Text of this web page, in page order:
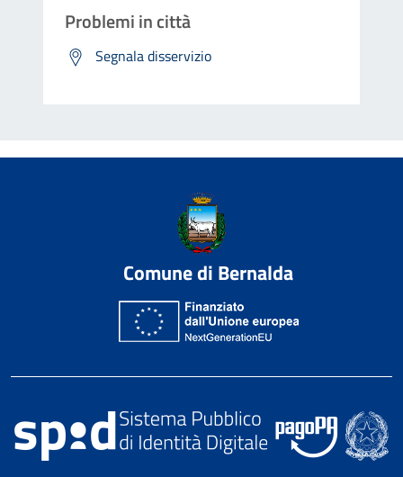
Problemi in città
Segnala disservizio
Comune di Bernalda